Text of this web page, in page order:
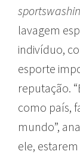
lavagem
indivíduo,
esporte
reputação.
como país,
mundo”,
ele,